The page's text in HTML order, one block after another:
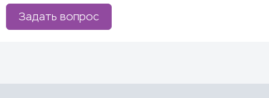
Задать вопрос